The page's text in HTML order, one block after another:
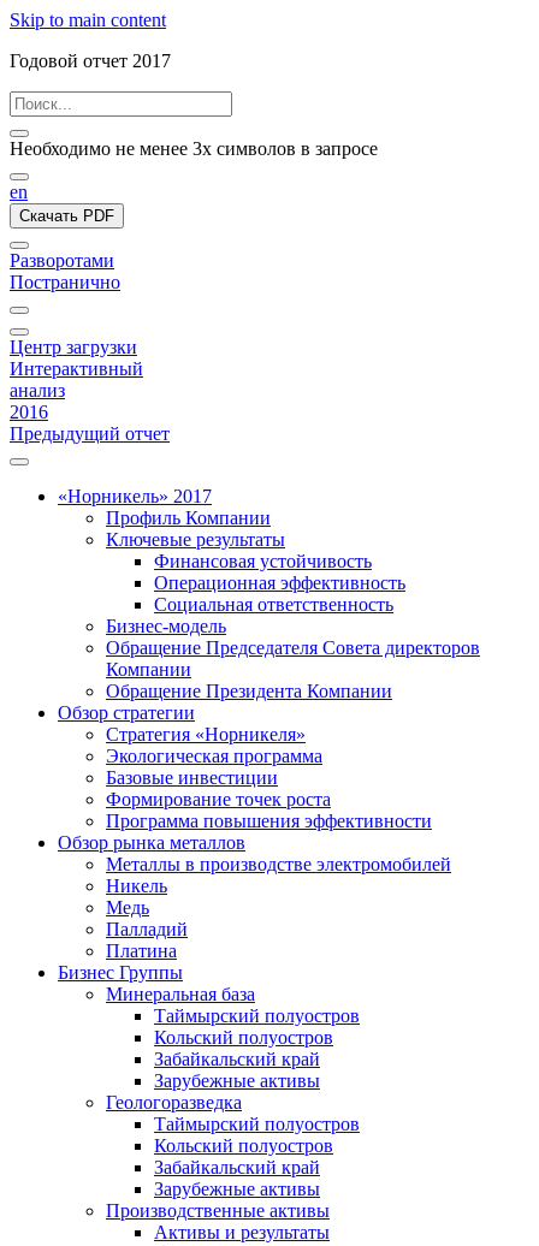
Skip to main content
Годовой отчет 2017
Необходимо не менее 3х символов в запросе
en
Скачать PDF
Разворотами
Постранично
Центр загрузки
Интерактивный
анализ
2016
Предыдущий отчет
«Норникель» 2017
Профиль Компании
Ключевые результаты
Финансовая устойчивость
Операционная эффективность
Социальная ответственность
Бизнес-модель
Обращение Председателя Совета директоров
Компании
Обращение Президента Компании
Обзор стратегии
Стратегия «Норникеля»
Экологическая программа
Базовые инвестиции
Формирование точек роста
Программа повышения эффективности
Обзор рынка металлов
Металлы в производстве электромобилей
Никель
Медь
Палладий
Платина
Бизнес Группы
Минеральная база
Таймырский полуостров
Кольский полуостров
Забайкальский край
Зарубежные активы
Геологоразведка
Таймырский полуостров
Кольский полуостров
Забайкальский край
Зарубежные активы
Производственные активы
Активы и результаты